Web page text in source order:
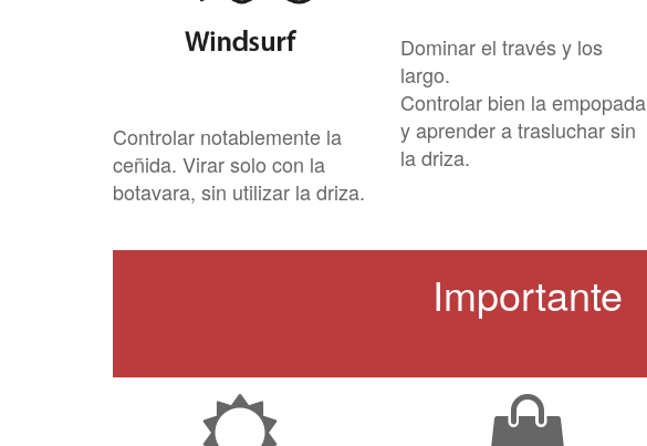
Controlar notablemente la
ceñida. Virar solo con la
botavara, sin utilizar la driza.
Dominar el través y los
largo.
Controlar bien la empopada
y aprender a trasluchar sin
la driza.
Importante